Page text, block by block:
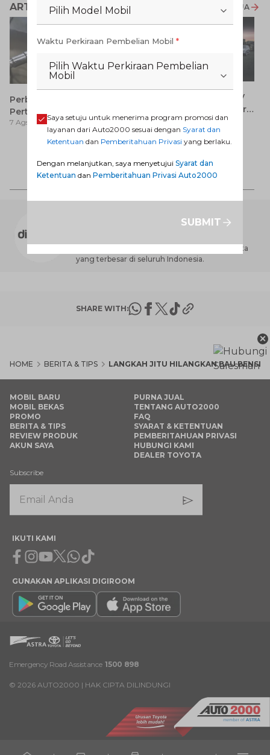
ARTIKEL LAINNYA LIHAT SEMUA
Perbedaan Pertamax dan
Pertalite: Mana yang Lebih
Baik untuk Mobil Toyota
7 Ags 2026
7 Keunggulan Mobil SUV
Dibanding MPV yang Perlu
Anda Ketahui
7 Ags 2026
Dealer Toyota terbesar di Indonesia yang
perbaikan dan penyediaan suku cadang Toyota
yang terbesar di seluruh Indonesia.
SHARE WITH:
HOME BERITA & TIPS LANGKAH JITU HILANGKAN BAU
×
MOBIL BARU
MOBIL BEKAS
PROMO
BERITA & TIPS
REVIEW PRODUK
AKUN SAYA
PURNA JUAL
TENTANG AUTO2000
FAQ
SYARAT & KETENTUAN
PEMBERITAHUAN PRIVASI
HUBUNGI KAMI
DEALER TOYOTA
Subscribe
IKUTI KAMI
Facebook
Instagram
Youtube
X Whatsapp
Tiktok
GUNAKAN APLIKASI DIGIROOM
Emergency Road Assistance 1500 898
© 2026 AUTO2000 | HAK CIPTA DILINDUNGI
Pilih Model Mobil
Waktu Perkiraan Pembelian Mobil *
Pilih Waktu Perkiraan Pembelian
Mobil
Saya setuju untuk menerima program promosi dan
layanan dari Auto2000 sesuai dengan Syarat dan
Ketentuan dan Pemberitahuan Privasi yang berlaku.
Dengan melanjutkan, saya menyetujui Syarat dan
Ketentuan dan Pemberitahuan Privasi Auto2000
SUBMIT